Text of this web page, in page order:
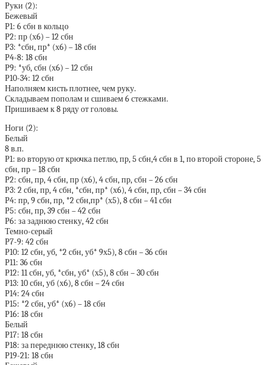
Руки (2):
Бежевый
Р1: 6 сбн в кольцо
Р2: пр (х6) – 12 сбн
Р3: *сбн, пр* (х6) – 18 сбн
Р4-8: 18 сбн
Р9: *уб, сбн (х6) – 12 сбн
Р10-34: 12 сбн
Наполняем кисть плотнее, чем руку.
Складываем пополам и сшиваем 6 стежками.
Пришиваем к 8 ряду от головы.
Ноги (2):
Белый
8 в.п.
Р1: во вторую от крючка петлю, пр, 5 сбн,4 сбн в 1, по второй стороне, 5
сбн, пр – 18 сбн
Р2: сбн, пр, 4 сбн, пр (х6), 4 сбн, пр, сбн – 26 сбн
Р3: 2 сбн, пр, 4 сбн, *сбн, пр* (х6), 4 сбн, пр, сбн – 34 сбн
Р4: пр, 9 сбн, пр, *2 сбн,пр* (х5), 8 сбн – 41 сбн
Р5: сбн, пр, 39 сбн – 42 сбн
Р6: за заднюю стенку, 42 сбн
Темно-серый
Р7-9: 42 сбн
Р10: 12 сбн, уб, *2 сбн, уб* 9х5), 8 сбн – 36 сбн
Р11: 36 сбн
Р12: 11 сбн, уб, *сбн, уб* (х5), 8 сбн – 30 сбн
Р13: 10 сбн, уб (х6), 8 сбн – 24 сбн
Р14: 24 сбн
Р15: *2 сбн, уб* (х6) – 18 сбн
Р16: 18 сбн
Белый
Р17: 18 сбн
Р18: за переднюю стенку, 18 сбн
Р19-21: 18 сбн